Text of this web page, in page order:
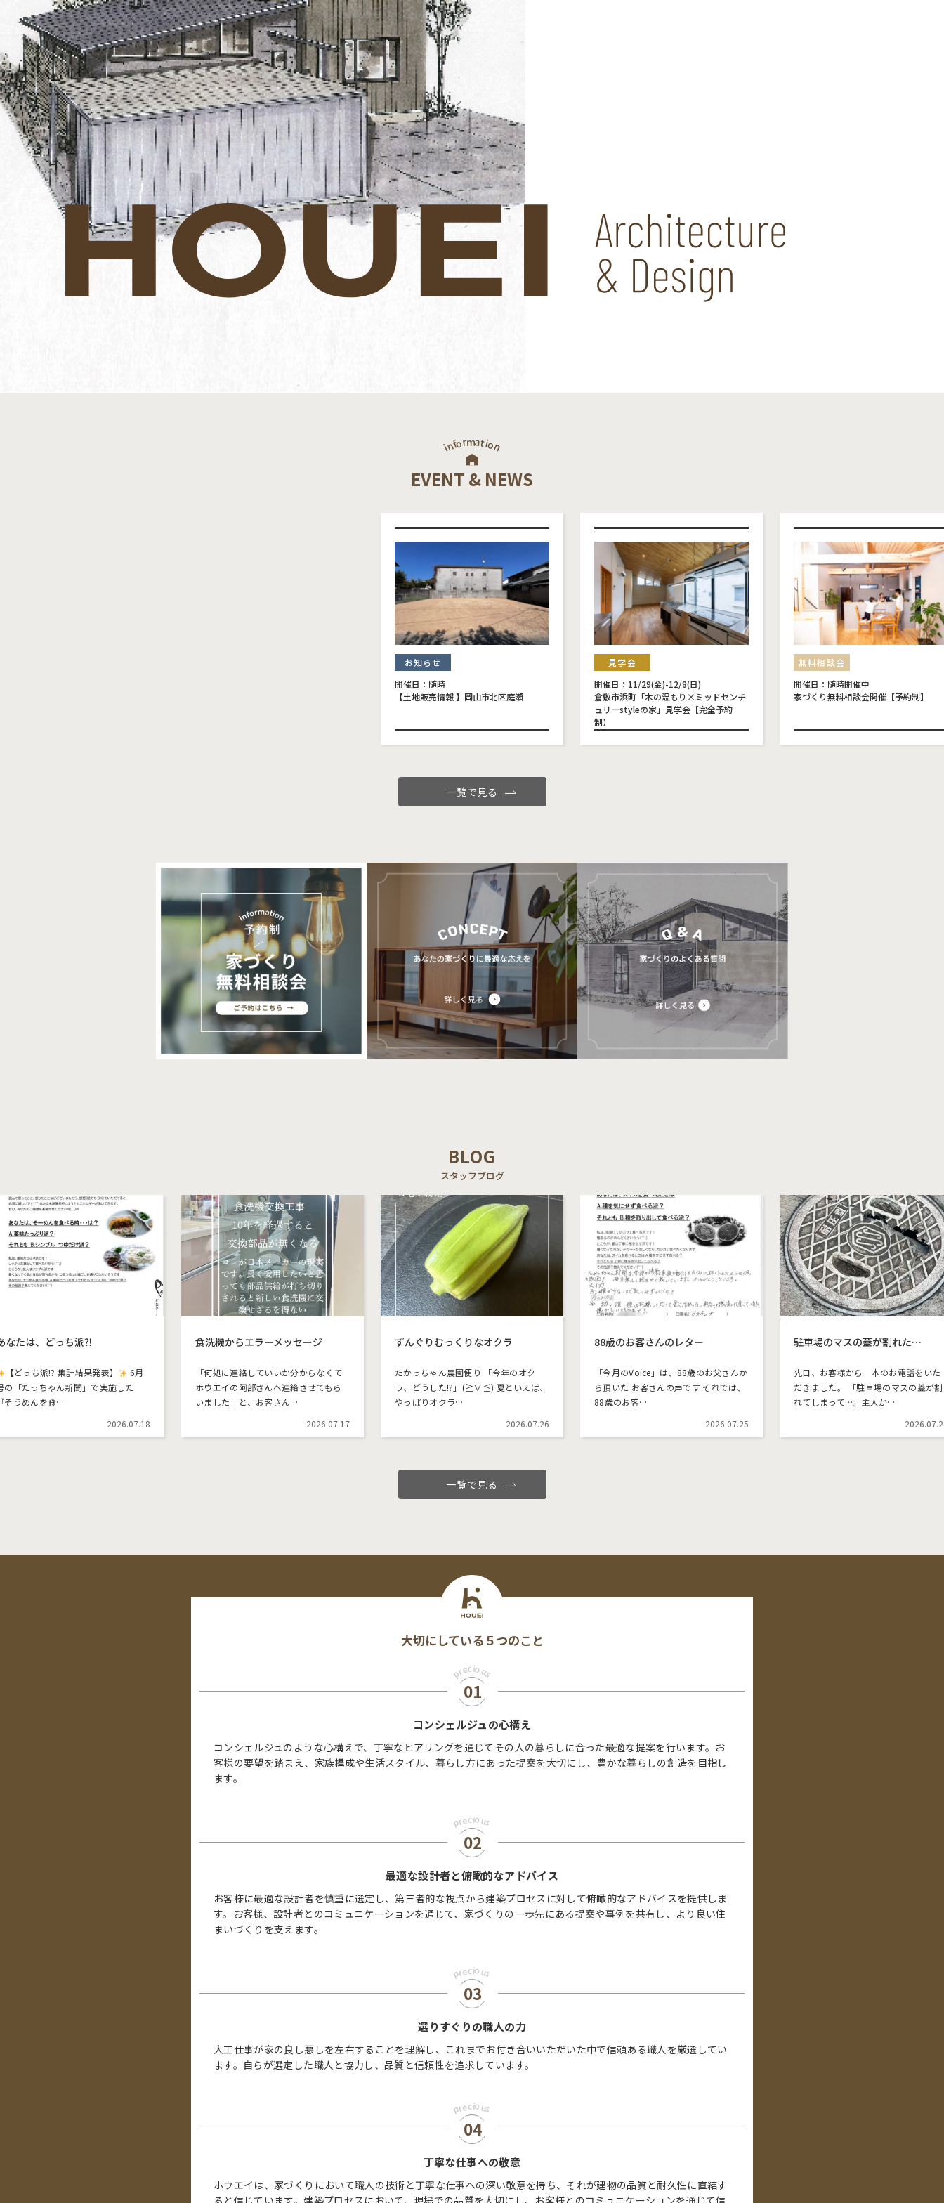
i
nformation
EVENT & NEWS
お知らせ
開催日：随時
【土地販売情報 】岡山市北区庭瀬
見学会
開催日：11/29(金)-12/8(日)
倉敷市浜町「木の温もり×ミッドセンチ
ュリーstyleの家」見学会【完全予約
制】
無料相談会
開催日：随時開催中
家づくり無料相談会開催【予約制】
一覧で見る
BLOG
スタッフブログ
なたは、どっち派⁈
【どっち派!? 集計結果発表】
6月
の「たっちゃん新聞」で実施した
そうめんを食…
2026.07.18
食洗機からエラーメッセージ
「何処に連絡していいか分からなくて
ホウエイの阿部さんへ連絡させてもら
いました」と、お客さん…
2026.07.17
ずんぐりむっくりなオクラ
たかっちゃん農園便り 「今年のオク
ラ、どうした!?」(≧∀≦) 夏といえば、
やっぱりオクラ…
2026.07.26
88歳のお客さんのレター
「今月のVoice」は、88歳のお父さんか
ら頂いた お客さんの声です それでは、
88歳のお客…
2026.07.25
駐車場のマスの蓋が割れた…
先日、お客様から一本のお電話をいた
だきました。 「駐車場のマスの蓋が割
れてしまって…。主人か…
一覧で見る
大切にしている５つのこと
p
reciou
s
01
コンシェルジュの心構え
コンシェルジュのような心構えで、丁寧なヒアリングを通じてその人の暮らしに合った最適な提案を行います。お
客様の要望を踏まえ、家族構成や生活スタイル、暮らし方にあった提案を大切にし、豊かな暮らしの創造を目指し
ます。
precious
02
最適な設計者と俯瞰的なアドバイス
お客様に最適な設計者を慎重に選定し、第三者的な視点から建築プロセスに対して俯瞰的なアドバイスを提供しま
す。お客様、設計者とのコミュニケーションを通じて、家づくりの一歩先にある提案や事例を共有し、より良い住
まいづくりを支えます。
precious
03
選りすぐりの職人の力
大工仕事が家の良し悪しを左右することを理解し、これまでお付き合いいただいた中で信頼ある職人を厳選してい
ます。自らが選定した職人と協力し、品質と信頼性を追求しています。
precious
04
丁寧な仕事への敬意
ホウエイは、家づくりにおいて職人の技術と丁寧な仕事への深い敬意を持ち、それが建物の品質と耐久性に直結す